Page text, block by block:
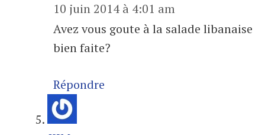
10 juin 2014 à 4:01 am
Avez vous goute à la salade libanaise
bien faite?
Répondre